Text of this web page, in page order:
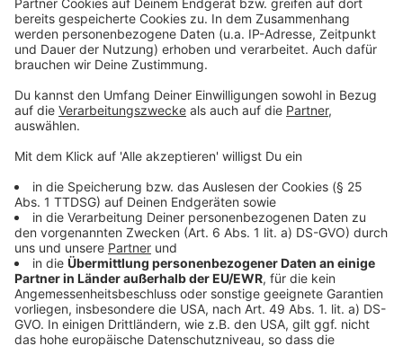
Wir benötigen Ihre
Zustimmung, um den YouTube
Video-Service zu laden!
Drittanbieters, um Videoinhalte
Daten zu Ihren Aktivitäten
sammeln. Bitte lesen Sie die
Details durch und stimmen Sie der
Nutzung des Service zu, um dieses
Video anzusehen.
Mehr Informationen
Michael Schulte - Let It Go